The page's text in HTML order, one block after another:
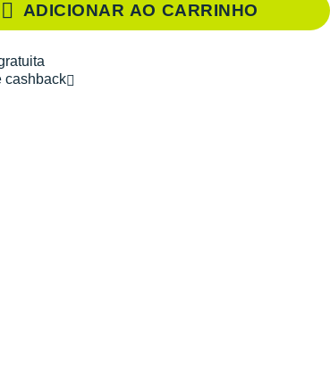
ADICIONAR AO CARRINHO
cashback